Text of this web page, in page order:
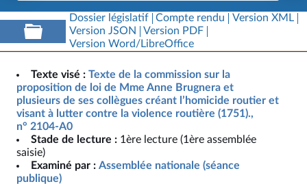
Dossier législatif Compte rendu
Version XML
Version JSON
Version PDF
Version Word/LibreOffice
Texte visé : Texte de la commission sur la
proposition de loi de Mme Anne Brugnera et
plusieurs de ses collègues créant l’homicide routier et
visant à lutter contre la violence routière (1751).,
n° 2104-A0
Stade de lecture : 1ère lecture (1ère assemblée
saisie)
Examiné par : Assemblée nationale (séance
publique)